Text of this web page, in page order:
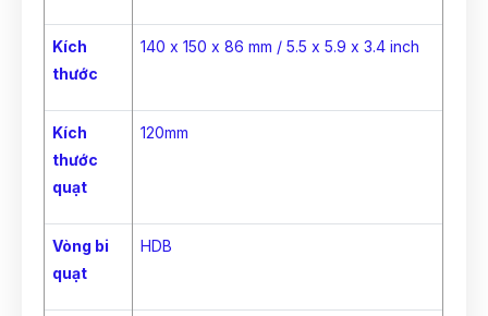
Kích
thước
140 x 150 x 86 mm / 5.5 x 5.9 x 3.4 inch
Kích
thước
quạt
120mm
Vòng bi
quạt
HDB